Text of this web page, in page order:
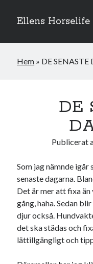
Ellens Horselife
Hej och välkomna till min
denna bloggen kan ni följa
dressyr & hoppning till
Hem » DE
DE
Publicerat
Som jag nämnde
senaste dagarna.
Det är mer att fixa än
gång, haha. Sedan
djur också.
det ska städas och
lättillgängligt och